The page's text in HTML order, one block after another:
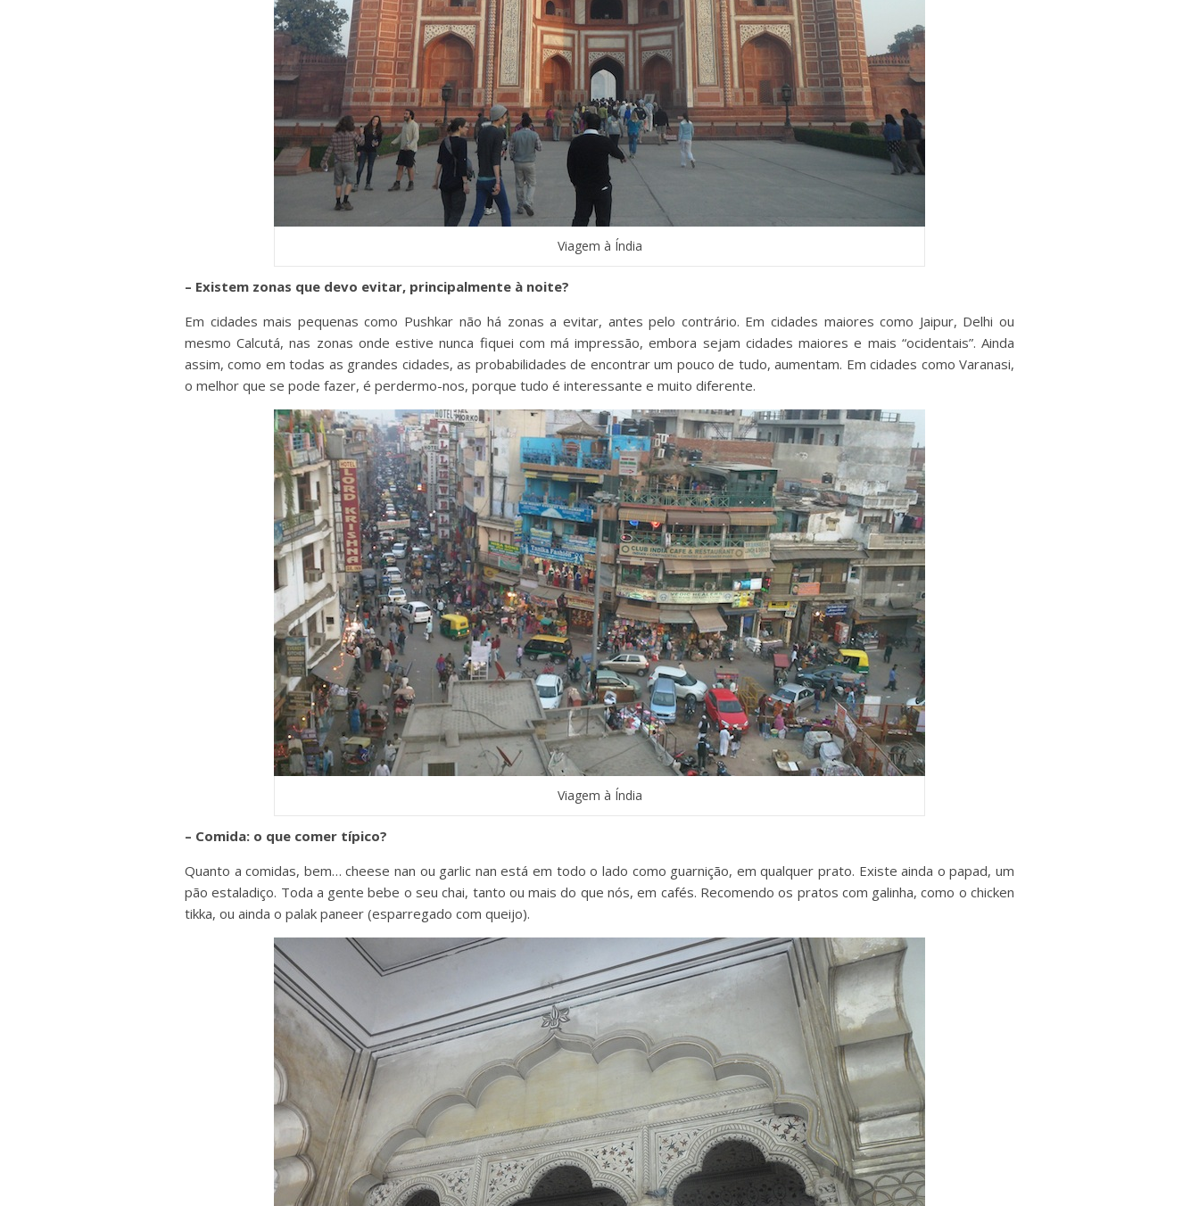
Viagem à Índia
– Existem zonas que devo evitar, principalmente à noite?
Em cidades mais pequenas como Pushkar não há zonas a evitar, antes pelo contrário. Em cidades maiores como Jaipur, Delhi ou
mesmo Calcutá, nas zonas onde estive nunca fiquei com má impressão, embora sejam cidades maiores e mais “ocidentais”. Ainda
assim, como em todas as grandes cidades, as probabilidades de encontrar um pouco de tudo, aumentam. Em cidades como Varanasi,
o melhor que se pode fazer, é perdermo-nos, porque tudo é interessante e muito diferente.
Viagem à Índia
– Comida: o que comer típico?
Quanto a comidas, bem… cheese nan ou garlic nan está em todo o lado como guarnição, em qualquer prato. Existe ainda o papad, um
pão estaladiço. Toda a gente bebe o seu chai, tanto ou mais do que nós, em cafés. Recomendo os pratos com galinha, como o chicken
tikka, ou ainda o palak paneer (esparregado com queijo).